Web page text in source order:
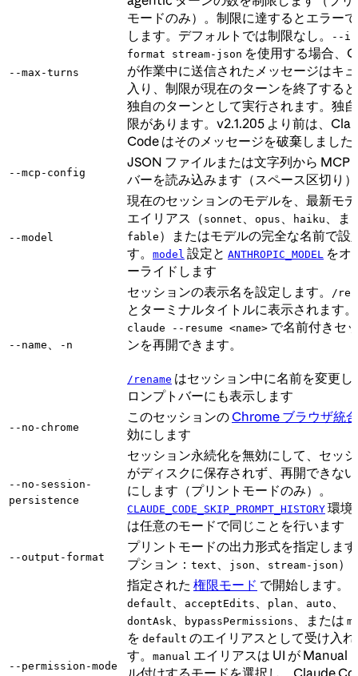
--max-turns
モードのみ）。制限に達するとエラー
します。デフォルトでは制限なし。
--
format stream-json を使用する場合、
が作業中に送信されたメッセージはキ
入り、制限が現在のターンを終了する
独自のターンとして実行されます。独
限があります。v2.1.205 より前は、
Code はそのメッセージを破棄しました
--mcp-config
JSON ファイルまたは文字列から MCP
バーを読み込みます（スペース区切り）
--model
現在のセッションのモデルを、最新モ
エイリアス（ sonnet 、 opus 、 haiku 、ま
fable ）またはモデルの完全な名前で設
す。
model 設定と ANTHROPIC_MODEL をオ
ーライドします
--name 、 -n
セッションの表示名を設定します。 /
とターミナルタイトルに表示されます。
claude --resume <name> で名前付きセ
ンを再開できます。
/rename はセッション中に名前を変更し
ロンプトバーにも表示します
--no-chrome
このセッションのChrome ブラウザ統合
効にします
--no-session-
persistence
セッション永続化を無効にして、セッ
がディスクに保存されず、再開できな
にします（プリントモードのみ）。
CLAUDE_CODE_SKIP_PROMPT_HISTORY 環境
は任意のモードで同じことを行います
--output-format
プリントモードの出力形式を指定しま
プション： text 、 json 、 stream-json ）
--permission-mode
指定された 権限モード で開始します。
default 、 acceptEdits 、 plan 、 auto 、
dontAsk、 bypassPermissions 、または
を default のエイリアスとして受け入
す。
manual エイリアスは UI が Manual